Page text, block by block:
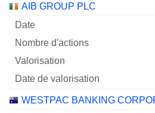
Nombre
AIB GROUP PLC
WESTPAC BANKING